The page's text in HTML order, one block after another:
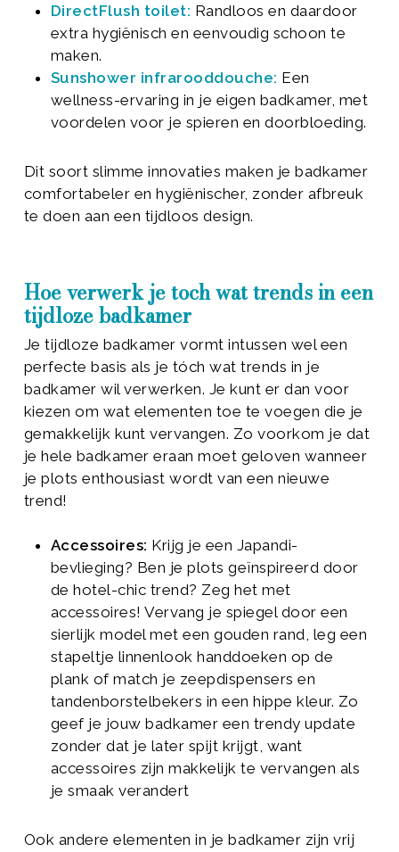
DirectFlush toilet: Randloos en daardoor
extra hygiënisch en eenvoudig schoon te
maken.
Sunshower infrarooddouche: Een
wellness-ervaring in je eigen badkamer, met
voordelen voor je spieren en doorbloeding.
Dit soort slimme innovaties maken je badkamer
comfortabeler en hygiënischer, zonder afbreuk
te doen aan een tijdloos design.
Hoe verwerk je toch wat trends in een
tijdloze badkamer
Je tijdloze badkamer vormt intussen wel een
perfecte basis als je tóch wat trends in je
badkamer wil verwerken. Je kunt er dan voor
kiezen om wat elementen toe te voegen die je
gemakkelijk kunt vervangen. Zo voorkom je dat
je hele badkamer eraan moet geloven wanneer
je plots enthousiast wordt van een nieuwe
trend!
Accessoires: Krijg je een Japandi-
bevlieging? Ben je plots geïnspireerd door
de hotel-chic trend? Zeg het met
accessoires! Vervang je spiegel door een
sierlijk model met een gouden rand, leg een
stapeltje linnenlook handdoeken op de
plank of match je zeepdispensers en
tandenborstelbekers in een hippe kleur. Zo
geef je jouw badkamer een trendy update
zonder dat je later spijt krijgt, want
accessoires zijn makkelijk te vervangen als
je smaak verandert
Ook andere elementen in je badkamer zijn vrij